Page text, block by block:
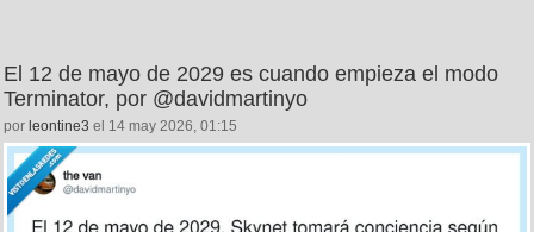
El 12 de mayo de 2029 es cuando empieza el modo
Terminator, por @davidmartinyo
por leontine3 el 14 may 2026, 01:15